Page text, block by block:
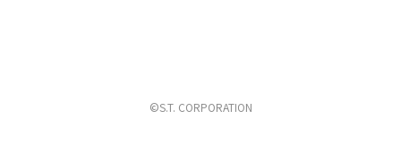
©S.T. CORPORATION